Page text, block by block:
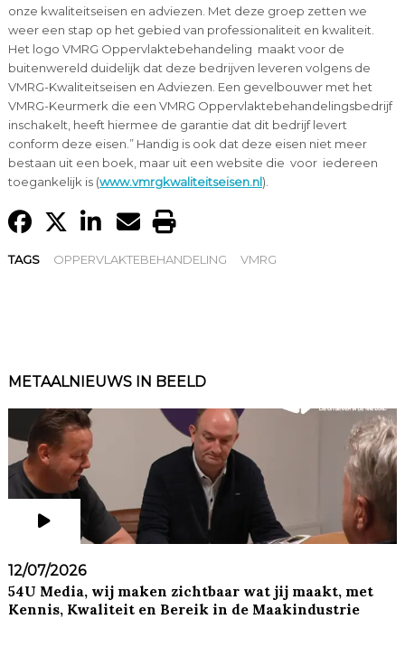
onze kwaliteitseisen en adviezen. Met deze groep zetten we
weer een stap op het gebied van professionaliteit en kwaliteit.
Het logo VMRG Oppervlaktebehandeling maakt voor de
buitenwereld duidelijk dat deze bedrijven leveren volgens de
VMRG-Kwaliteitseisen en Adviezen. Een gevelbouwer met het
VMRG-Keurmerk die een VMRG Oppervlaktebehandelingsbedrijf
inschakelt, heeft hiermee de garantie dat dit bedrijf levert
conform deze eisen.” Handig is ook dat deze eisen niet meer
bestaan uit een boek, maar uit een website die voor iedereen
toegankelijk is (www.vmrgkwaliteitseisen.nl).
TAGS OPPERVLAKTEBEHANDELING VMRG
METAALNIEUWS IN BEELD
12/07/2026
54U Media, wij maken zichtbaar wat jij maakt, met
Kennis, Kwaliteit en Bereik in de Maakindustrie